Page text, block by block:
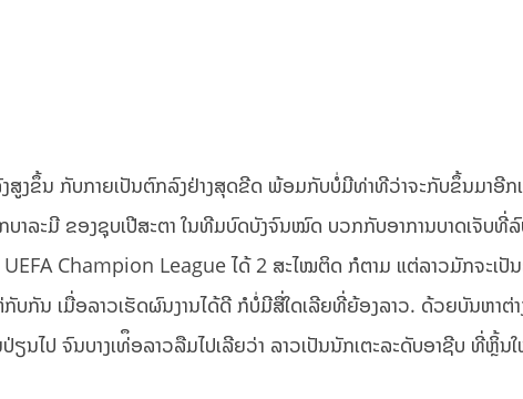
ສູງຂຶ້ນ ກັບກາຍເປັນຕົກລົງຢ່າງສຸດຂີດ ພ້ອມກັບບໍ່ມີທ່າທີວ່າຈະກັບຂຶ້ນມາອີກ
າລະມີ ຂອງຊຸບເປີສະຕາ ໃນທີມບົດບັງຈົນໝົດ ບວກກັບອາການບາດເຈັບທີ່
Champion League ໄດ້ 2 ສະໄໝຕິດ ກໍຕາມ ແຕ່ລາວມັກຈະເປັ
ບກັນ ເມື່ອລາວເຮັດຜົນງານໄດ້ດີ ກໍບໍ່ມີສື່ໃດເລີຍທີ່ຍ້ອງລາວ. ດ້ວຍບັນຫາຕ່
ປ່ຽນໄປ ຈົນບາງເທ່ຶອລາວລືມໄປເລີຍວ່າ ລາວເປັນນັກເຕະລະດັບອາຊີບ